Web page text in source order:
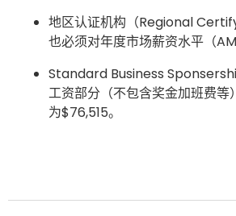
地区认证机构（Regional
也必须对年度市场薪资水平（
Standard Business
工资部分（不包含奖金加班费等
为$76,515。